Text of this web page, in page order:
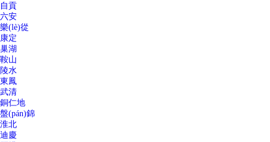
自貢
六安
樂(lè)從
康定
巢湖
鞍山
陵水
東鳳
武清
銅仁地
盤(pán)錦
淮北
迪慶